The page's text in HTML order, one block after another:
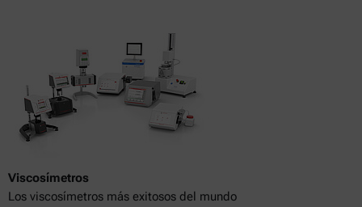
Viscosímetros
Los viscosímetros más exitosos del mundo